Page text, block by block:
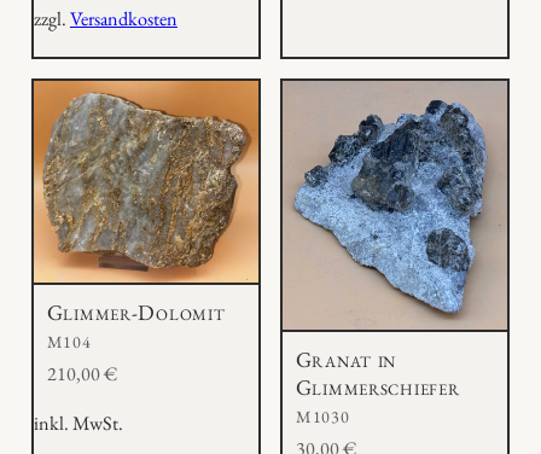
zzgl.Versandkosten
Glimmer-Dolomit
M104
210,00€
inkl. MwSt.
Granat in
Glimmerschiefer
M1030
30,00€